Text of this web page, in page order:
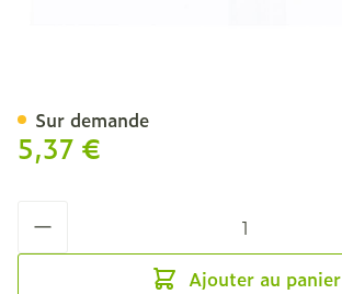
5,37 €
Ajouter au panier
Sur demande